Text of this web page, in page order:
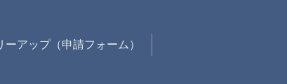
ーアップ（申請フォーム）